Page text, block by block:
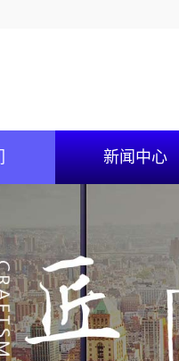
新闻中心